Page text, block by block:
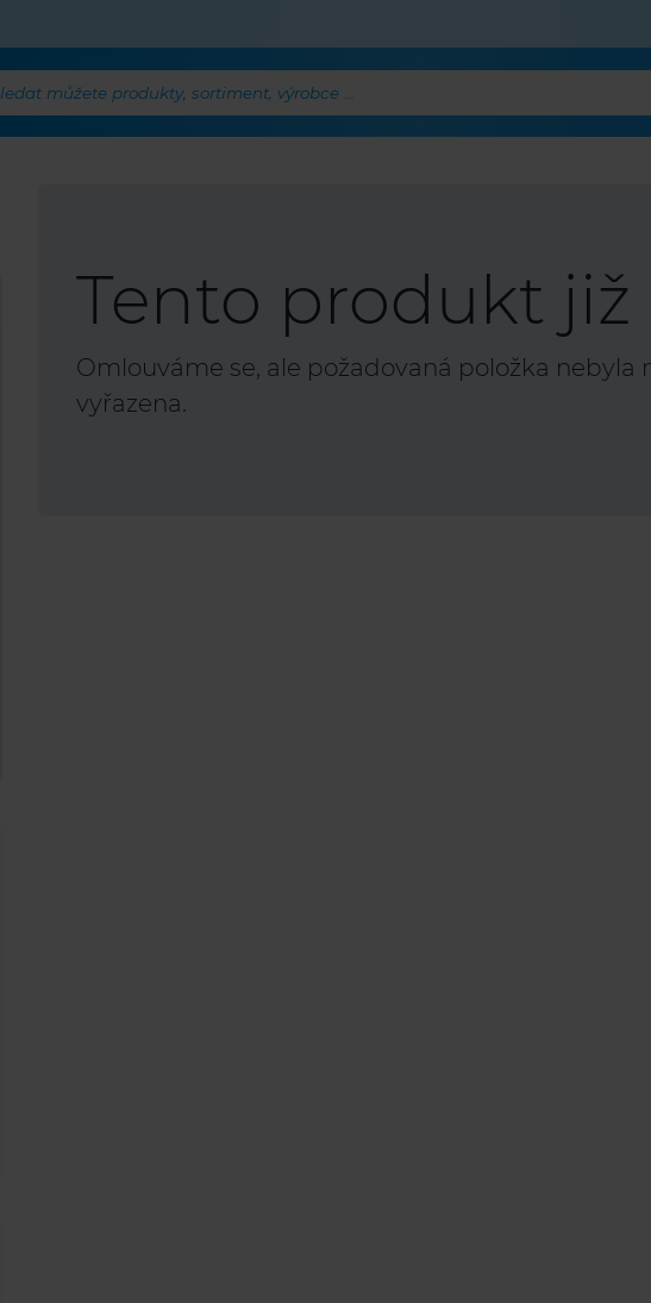
můžete produkty, sortiment, výrobce ...
Tento produkt
Omlouváme se, ale požadovaná položka nebyla
vyřazena.